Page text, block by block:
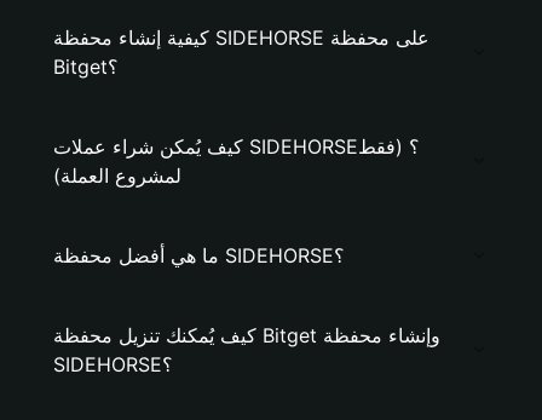
كيفية إنشاء محفظة SIDEHORSE على محفظة
Bitget؟
كيف يُمكن شراء عملات SIDEHORSE؟ (فقط
لمشروع العملة)
ما هي أفضل محفظة SIDEHORSE؟
كيف يُمكنك تنزيل محفظة Bitget وإنشاء محفظة
SIDEHORSE؟